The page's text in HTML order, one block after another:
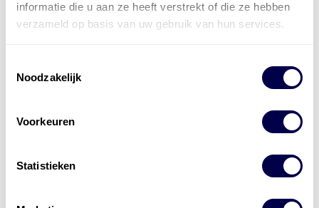
informatie die u aan ze heeft verstrekt of die ze hebben
verzameld op basis van uw gebruik van hun services.
Noodzakelijk
Voorkeuren
Statistieken